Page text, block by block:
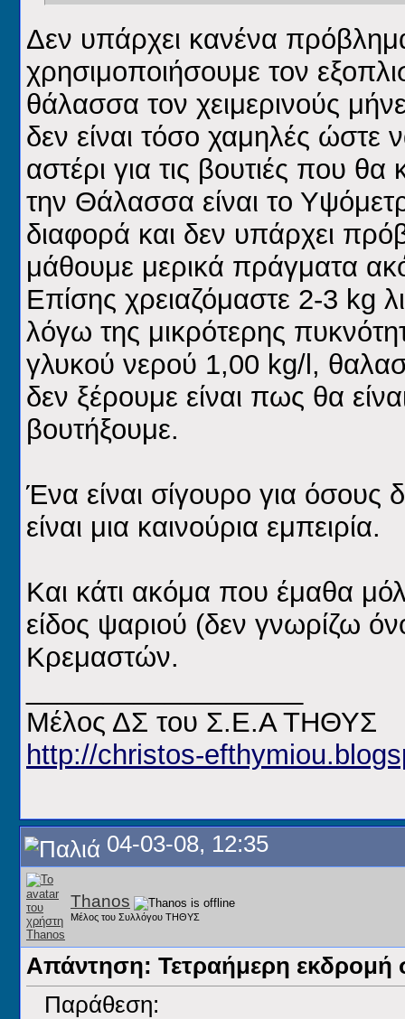
Δεν υπάρχει κανένα
χρησιμοποιήσουμε τον
θάλασσα τον χειμερινούς
δεν είναι τόσο χαμηλές ώστε
αστέρι για τις βουτιές που
την Θάλασσα είναι το
διαφορά και δεν υπάρχει
μάθουμε μερικά πράγματα
Επίσης χρειαζόμαστε 2-3 kg
λόγω της μικρότερης
γλυκού νερού 1,00 kg/l,
δεν ξέρουμε είναι πως θα
βουτήξουμε.
Ένα είναι σίγουρο για όσους
είναι μια καινούρια εμπειρία.
Και κάτι ακόμα που έμαθα
είδος ψαριού (δεν γνωρίζω
Κρεμαστών.
Μέλος ΔΣ του Σ.Ε.Α ΤΗΘΥΣ
http://christos-
04-03-08, 12:35
Thanos
Μέλος του Συλλόγου ΤΗΘΥΣ
Απάντηση: Τετραήμερη εκδρομή
Παράθεση: